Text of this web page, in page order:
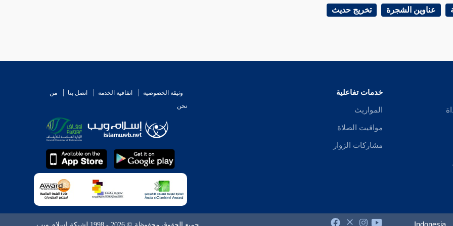
عناوين الشجرة تخريج حديث
خدمات تفاعلية
المواريث
مواقيت الصلاة
مشاركات الزوار
وثيقة الخصوصية اتفاقية الخدمة اتصل بنا
من
نحن